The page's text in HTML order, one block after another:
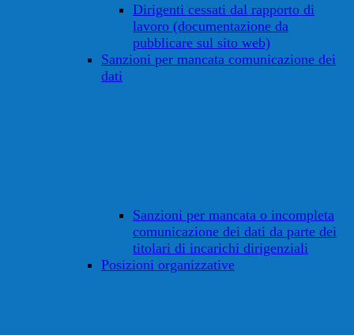
Dirigenti cessati dal rapporto di
lavoro (documentazione da
pubblicare sul sito web)
Sanzioni per mancata comunicazione dei
dati
Sanzioni per mancata o incompleta
comunicazione dei dati da parte dei
titolari di incarichi dirigenziali
Posizioni organizzative